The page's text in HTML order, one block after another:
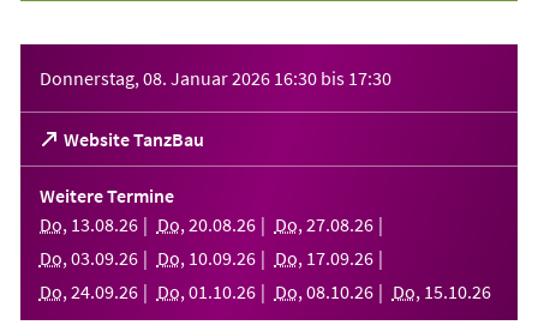
Donnerstag, 08. Januar 2026 16:30 bis 17:30
Website TanzBau
(Öffnet
in
einem
neuen
Tab)
Weitere Termine
Do, 13.08.26 Do, 20.08.26 Do, 27.08.26
Do, 03.09.26 Do, 10.09.26 Do, 17.09.26
Do, 24.09.26 Do, 01 .10.26 Do, 08.10.26 Do, 15.10.26